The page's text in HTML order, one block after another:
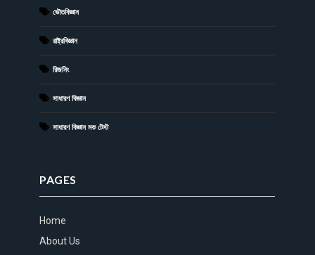
ভৌতবিজ্ঞান
রাষ্ট্রবিজ্ঞান
রিজনিং
সাধারণ বিজ্ঞান
সাধারণ বিজ্ঞান মক টেস্ট
PAGES
Home
About Us